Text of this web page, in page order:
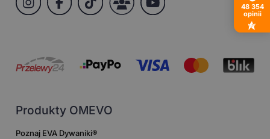
Produkty OMEVO
Poznaj EVA Dywaniki®
48 354
opinii